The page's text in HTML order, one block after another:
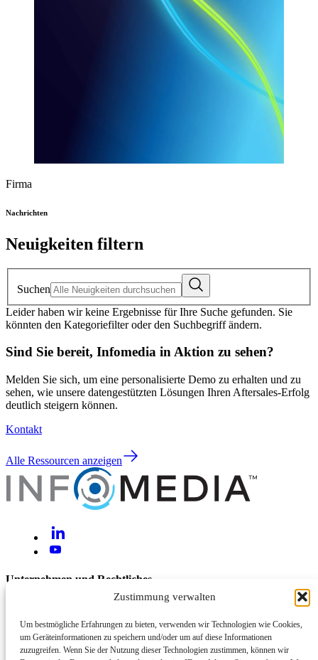
Zustimmung verwalten
Um bestmögliche Erfahrungen zu bieten, verwenden wir Technologien wie Cookies,
um Geräteinformationen zu speichern und/oder um auf diese Informationen
zuzugreifen. Wenn Sie der Nutzung dieser Technologien zustimmen, können wir
Firma
Nachrichten
Neuigkeiten filtern
Suchen
Leider haben wir keine Ergebnisse für Ihre Suche gefunden. Sie
könnten den Kategoriefilter oder den Suchbegriff ändern.
Sind Sie bereit, Infomedia in Aktion zu sehen?
Melden Sie sich, um eine personalisierte Demo zu erhalten und zu
sehen, wie unsere datengestützten Lösungen Ihren Aftersales-Erfolg
deutlich steigern können.
Kontakt
Alle Ressourcen anzeigen
Unternehmen und Rechtliches
Kontakt
Hilfe und Support